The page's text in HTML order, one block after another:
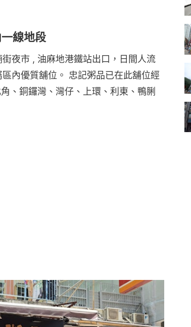
線地段
夜市 , 油麻地港鐵站出口，日間人流
內優質舖位。 忠記粥品已在此舖位經
、銅鑼灣、灣仔、上環、利東、鴨脷